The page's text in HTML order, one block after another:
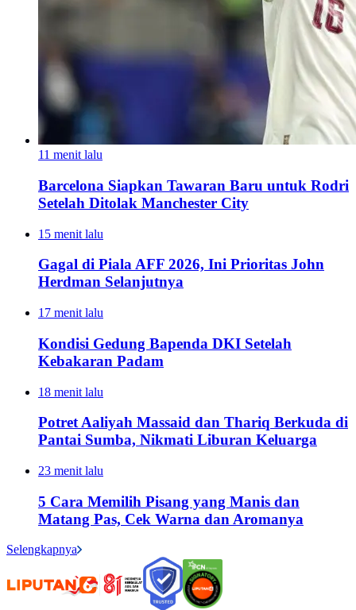
11 menit lalu
Barcelona Siapkan Tawaran Baru untuk Rodri
Setelah Ditolak Manchester City
15 menit lalu
Gagal di Piala AFF 2026, Ini Prioritas John
Herdman Selanjutnya
17 menit lalu
Kondisi Gedung Bapenda DKI Setelah
Kebakaran Padam
18 menit lalu
Potret Aaliyah Massaid dan Thariq Berkuda di
Pantai Sumba, Nikmati Liburan Keluarga
23 menit lalu
5 Cara Memilih Pisang yang Manis dan
Matang Pas, Cek Warna dan Aromanya
Selengkapnya